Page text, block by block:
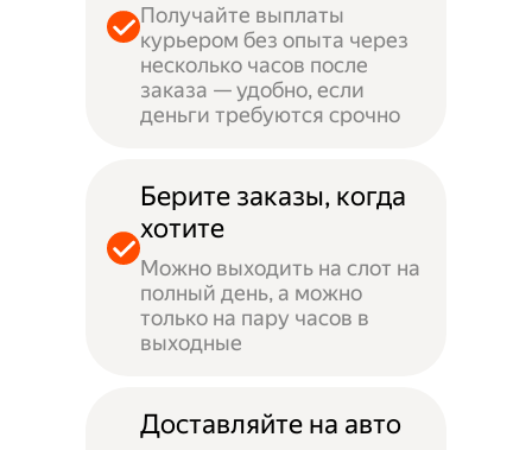
Получайте выплаты
курьером без опыта через
несколько часов после
заказа — удобно, если
деньги требуются срочно
Берите заказы, когда
хотите
Можно выходить на слот на
полный день, а можно
только на пару часов в
выходные
Доставляйте на авто